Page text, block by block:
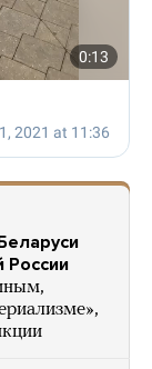
России